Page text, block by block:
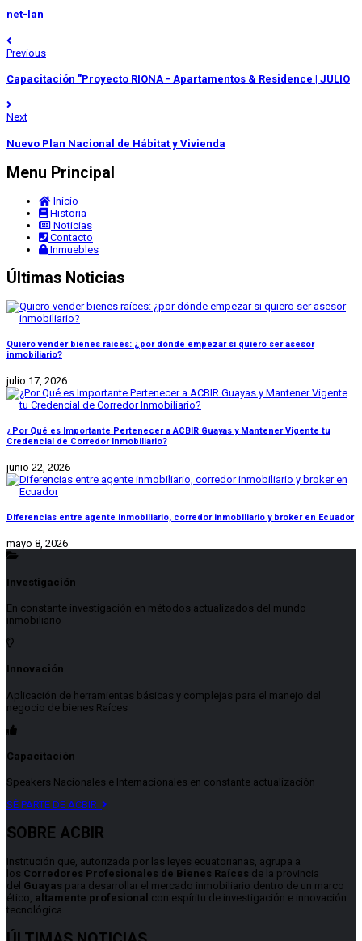
net-lan
Previous
Capacitación "Proyecto RIONA - Apartamentos & Residence | JULIO
Next
Nuevo Plan Nacional de Hábitat y Vivienda
Menu Principal
Inicio
Historia
Noticias
Contacto
Inmuebles
Últimas Noticias
Quiero vender bienes raíces: ¿por dónde empezar si quiero ser asesor
inmobiliario?
julio 17, 2026
¿Por Qué es Importante Pertenecer a ACBIR Guayas y Mantener Vigente tu
Credencial de Corredor Inmobiliario?
junio 22, 2026
Diferencias entre agente inmobiliario, corredor inmobiliario y broker en Ecuador
mayo 8, 2026
Investigación
En constante investigación en métodos actualizados del mundo
inmobiliario
Innovación
Aplicación de herramientas básicas y complejas para el manejo del
negocio de bienes Raíces
Capacitación
Speakers Nacionales e Internacionales en constante actualización
SÉ PARTE DE ACBIR
SOBRE ACBIR
Institución que, autorizada por las leyes ecuatorianas, agrupa a
los Corredores Profesionales de Bienes Raíces de la provincia
del Guayas para desarrollar el mercado inmobiliario dentro de un marco
ético, altamente profesional con espíritu de investigación e innovación
tecnológica.